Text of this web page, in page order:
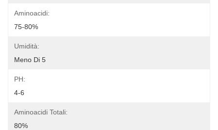
Aminoacidi:
75-80%
Umidità:
Meno Di 5
PH:
4-6
Aminoacidi Totali:
80%